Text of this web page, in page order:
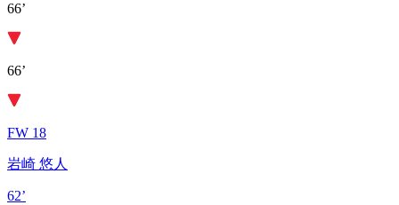
66’
66’
FW 18
岩崎 悠人
62’